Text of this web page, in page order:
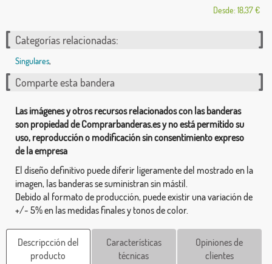
Desde: 18,37 €
Categorías relacionadas:
Singulares,
Comparte esta bandera
Las imágenes y otros recursos relacionados con las banderas
son propiedad de Comprarbanderas.es y no está permitido su
uso, reproducción o modificación sin consentimiento expreso
de la empresa
El diseño definitivo puede diferir ligeramente del mostrado en la
imagen, las banderas se suministran sin mástil.
Debido al formato de producción, puede existir una variación de
+/- 5% en las medidas finales y tonos de color.
Descripcción del
producto
Características
técnicas
Opiniones de
clientes